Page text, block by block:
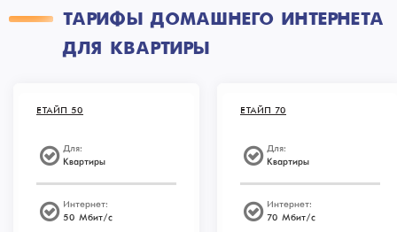
ТАРИФЫ ДОМАШНЕГО ИНТЕРНЕТА
ДЛЯ КВАРТИРЫ
ЕТАЙП 50
Для:
Квартиры
Интернет:
50 Мбит/с
ЕТАЙП 70
Для:
Квартиры
Интернет:
70 Мбит/с